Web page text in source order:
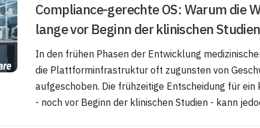
Compliance-gerechte OS: Warum die
lange vor Beginn der klinischen
In den frühen Phasen der Entwicklung
die Plattforminfrastruktur oft zugunsten von
aufgeschoben. Die frühzeitige Entscheidung für
- noch vor Beginn der klinischen Studien - kann